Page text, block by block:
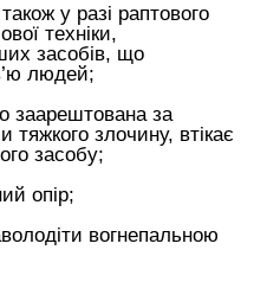
у разі раптового
техніки,
засобів, що
людей;
заарештована за
тяжкого злочину, втікає
засобу;
опір;
вогнепальною